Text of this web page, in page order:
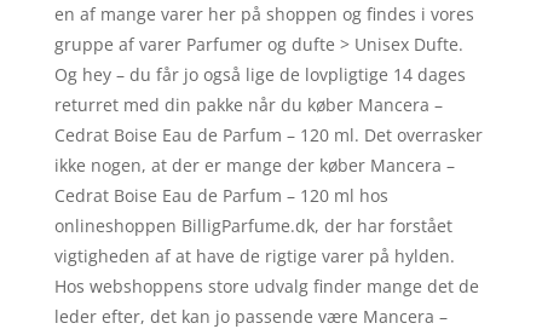
en af mange varer her på shoppen og findes i vores
gruppe af varer Parfumer og dufte > Unisex Dufte.
Og hey – du får jo også lige de lovpligtige 14 dages
returret med din pakke når du køber Mancera –
Cedrat Boise Eau de Parfum – 120 ml. Det overrasker
ikke nogen, at der er mange der køber Mancera –
Cedrat Boise Eau de Parfum – 120 ml hos
onlineshoppen BilligParfume.dk, der har forstået
vigtigheden af at have de rigtige varer på hylden.
Hos webshoppens store udvalg finder mange det de
leder efter, det kan jo passende være Mancera –